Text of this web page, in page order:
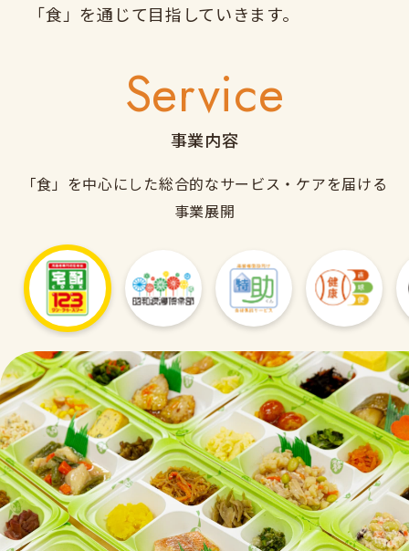
「食」を通じて目指していきます。
Service
事業内容
「食」を中心にした総合的なサービス・ケアを届ける
事業展開